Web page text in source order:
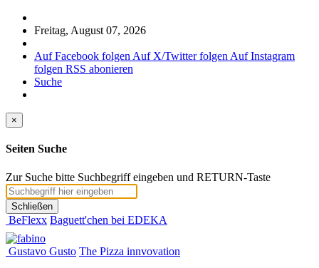
Freitag, August 07, 2026
Auf Facebook folgen Auf X/Twitter folgen Auf Instagram
folgen RSS abonieren
Suche
×
Seiten Suche
Zur Suche bitte Suchbegriff eingeben und RETURN-Taste
Schließen
BeFlexx Baguett'chen bei EDEKA
Gustavo Gusto The Pizza innvovation